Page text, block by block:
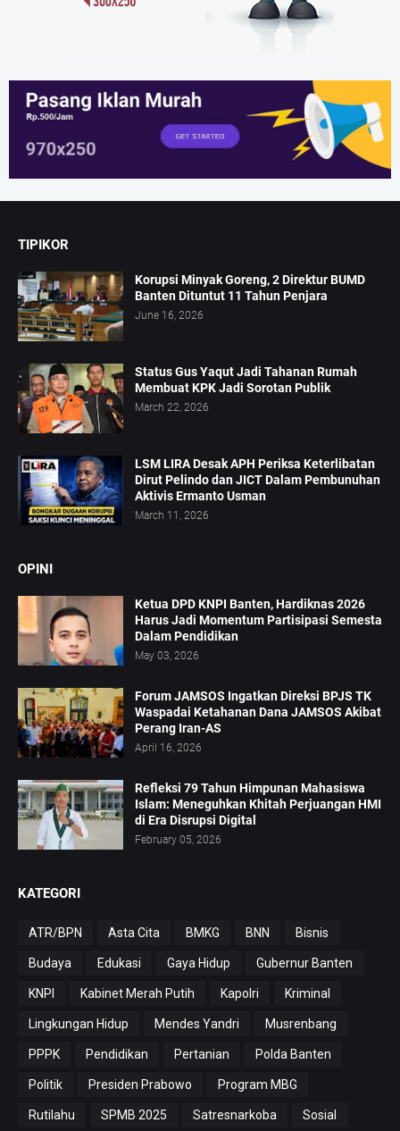
TIPIKOR
Korupsi Minyak Goreng, 2 Direktur BUMD
Banten Dituntut 11 Tahun Penjara
June 16, 2026
Status Gus Yaqut Jadi Tahanan Rumah
Membuat KPK Jadi Sorotan Publik
March 22, 2026
LSM LIRA Desak APH Periksa Keterlibatan
Dirut Pelindo dan JICT Dalam Pembunuhan
Aktivis Ermanto Usman
March 11, 2026
OPINI
Ketua DPD KNPI Banten, Hardiknas 2026
Harus Jadi Momentum Partisipasi Semesta
Dalam Pendidikan
May 03, 2026
Forum JAMSOS Ingatkan Direksi BPJS TK
Waspadai Ketahanan Dana JAMSOS Akibat
Perang Iran-AS
April 16, 2026
Refleksi 79 Tahun Himpunan Mahasiswa
Islam: Meneguhkan Khitah Perjuangan HMI
di Era Disrupsi Digital
February 05, 2026
KATEGORI
ATR/BPN Asta Cita BMKG BNN Bisnis
Budaya Edukasi Gaya Hidup Gubernur Banten
KNPI Kabinet Merah Putih Kapolri Kriminal
Lingkungan Hidup Mendes Yandri Musrenbang
PPPK Pendidikan Pertanian Polda Banten
Politik Presiden Prabowo Program MBG
Rutilahu SPMB 2025 Satresnarkoba Sosial